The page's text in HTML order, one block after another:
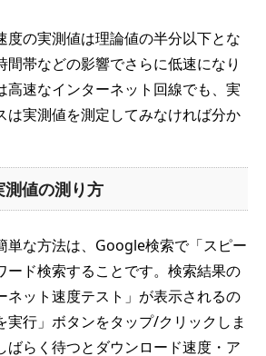
度の実測値は理論値の半分以下とな
間帯などの影響でさらに低速になり
高速なインターネット回線でも、実
は実測値を測定してみなければ分か
測値の測り方
単な方法は、Google検索で「スピー
ード検索することです。検索結果の
ネット速度テスト」が表示されるの
実行」ボタンをタップ/クリックしま
ばらく待つとダウンロード速度・ア